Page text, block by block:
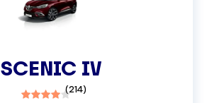
SCENIC IV
(214)